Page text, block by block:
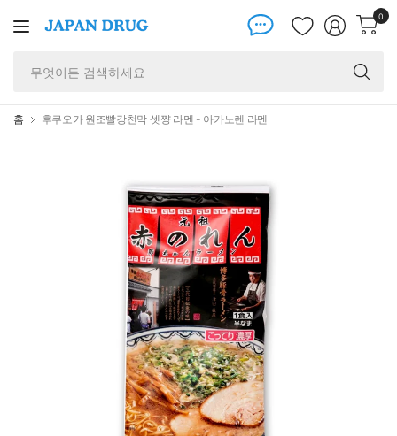
0
홈 후쿠오카 원조빨강천막 셋쨩 라멘 - 아카노렌 라멘